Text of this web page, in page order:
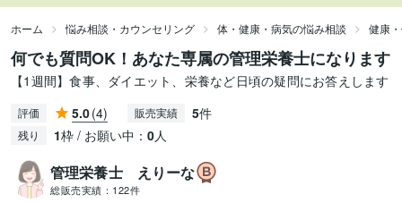
ホーム 悩み相談・カウンセリング 体・健康・病気の悩み相談 健康
何でも質問OK！あなた専属の管理栄養士になります
【1週間】食事、ダイエット、栄養など日頃の疑問にお答えします
評価 5.0(4) 販売実績 5件
残り 1枠 / お願い中： 0人
管理栄養士 えりーな
総販売実績： 122件